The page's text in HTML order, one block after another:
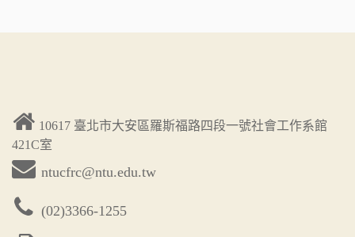
10617 臺北市大安區羅斯福路四段一號社會工作系館
421C室
ntucfrc@ntu.edu.tw
(02)3366-1255